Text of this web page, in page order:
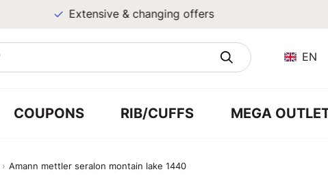
Extensive & changing offers
EN
COUPONS RIB/CUFFS MEGA
Amann mettler seralon montain lake 1440